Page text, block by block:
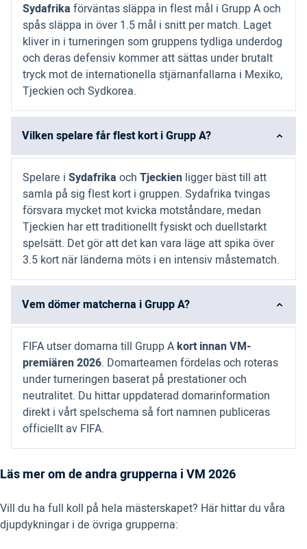
Sydafrika förväntas släppa in flest mål i Grupp A och
spås släppa in över 1.5 mål i snitt per match. Laget
kliver in i turneringen som gruppens tydliga underdog
och deras defensiv kommer att sättas under brutalt
tryck mot de internationella stjärnanfallarna i Mexiko,
Tjeckien och Sydkorea.
Vilken spelare får flest kort i Grupp A?
Spelare i Sydafrika och Tjeckien ligger bäst till att
samla på sig flest kort i gruppen. Sydafrika tvingas
försvara mycket mot kvicka motståndare, medan
Tjeckien har ett traditionellt fysiskt och duellstarkt
spelsätt. Det gör att det kan vara läge att spika över
3.5 kort när länderna möts i en intensiv måstematch.
Vem dömer matcherna i Grupp A?
FIFA utser domarna till Grupp Akort innan VM-
premiären 2026. Domarteamen fördelas och roteras
under turneringen baserat på prestationer och
neutralitet. Du hittar uppdaterad domarinformation
direkt i vårt spelschema så fort namnen publiceras
officiellt av FIFA.
Läs mer om de andra grupperna i VM 2026
Vill du ha full koll på hela mästerskapet? Här hittar du våra
djupdykningar i de övriga grupperna: